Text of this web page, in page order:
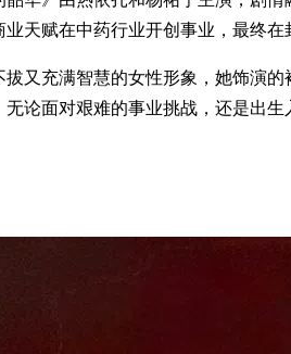
天赋在中药行业开创事业，最终在
又充满智慧的女性形象，她饰演
论面对艰难的事业挑战，还是出